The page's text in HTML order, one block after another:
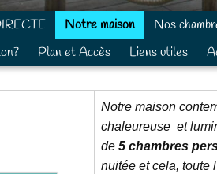
Notre maison Nos
Plan et Accès Liens utiles
Notre maison
chaleureuse et
de 5 chambres
nuitée et cela, toute